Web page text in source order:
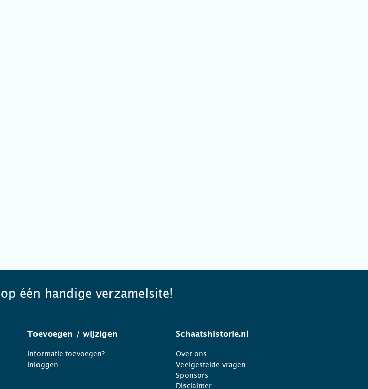
één handige verzamelsite!
Toevoegen / wijzigen
Informatie toevoegen?
Inloggen
Schaatshistorie.nl
Over ons
Veelgestelde vragen
Sponsors
Disclaimer